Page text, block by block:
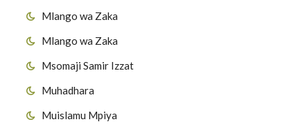
Mlango wa Zaka
Mlango wa Zaka
Msomaji Samir Izzat
Muhadhara
Muislamu Mpiya